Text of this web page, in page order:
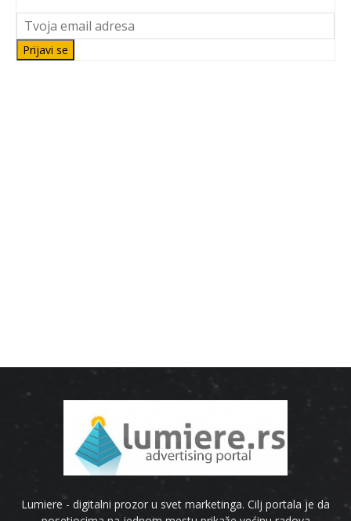
Prijavi se
Lumiere - digitalni prozor u svet marketinga. Cilj portala je da